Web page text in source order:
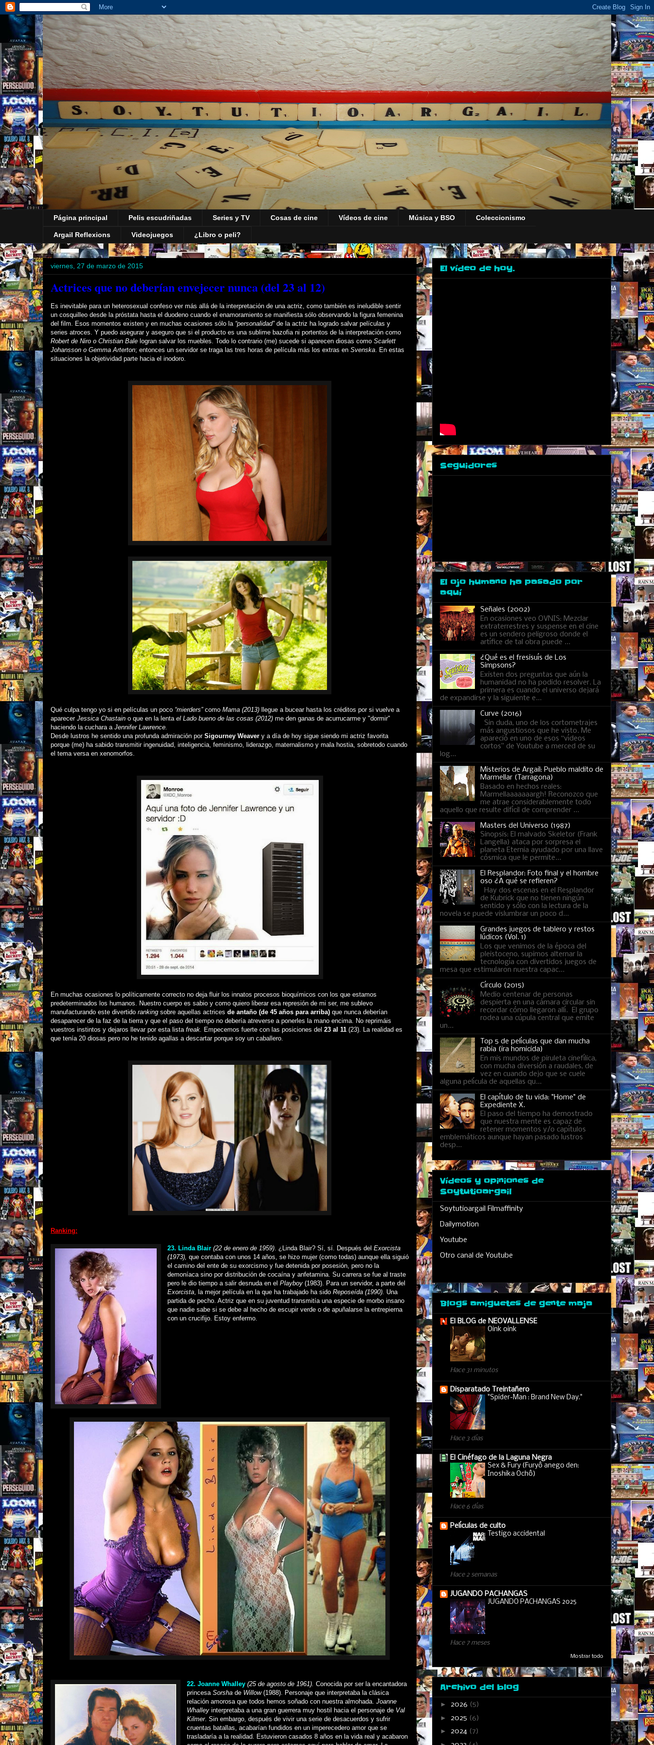
Página principal Pelis escudriñadas Series y TV Cosas de cine Vídeos de cine Música y BSO Coleccionismo
Argail Reflexions Videojuegos ¿Libro o peli?
viernes, 27 de marzo de 2015
Actrices que no deberían envejecer nunca (del 23 al 12)
Es inevitable para un heterosexual confeso ver más allá de la interpretación de una actriz, como también es ineludible sentir
un cosquilleo desde la próstata hasta el duodeno cuando el enamoramiento se manifiesta sólo observando la figura femenina
del film. Esos momentos existen y en muchas ocasiones sólo la “personalidad”de la actriz ha logrado salvar películas y
series atroces. Y puedo asegurar y aseguro que si el producto es una sublime bazofia ni portentos de la interpretación como
Robert de Niro o Christian Bale logran salvar los muebles. Todo lo contrario (me) sucede si aparecen diosas como Scarlett
Johansson o Gemma Arterton; entonces un servidor se traga las tres horas de película más los extras en Svenska . En estas
situaciones la objetividad parte hacia el inodoro.
Qué culpa tengo yo si en películas un poco “mierders”como Mama (2013) llegue a bucear hasta los créditos por si vuelve a
aparecer Jessica Chastain o que en la lenta el Lado bueno de las cosas (2012) me den ganas de acurrucarme y "dormir"
haciendo la cuchara a Jennifer Lawrence.
Desde lustros he sentido una profunda admiración por Sigourney Weaver y a día de hoy sigue siendo mi actriz favorita
porque (me) ha sabido transmitir ingenuidad, inteligencia, feminismo, liderazgo, maternalismo y mala hostia, sobretodo cuando
el tema versa en xenomorfos.
En muchas ocasiones lo políticamente correcto no deja fluir los innatos procesos bioquímicos con los que estamos
predeterminados los humanos. Nuestro cuerpo es sabio y como quiero liberar esa represión de mi ser, me sublevo
manufacturando este divertido ranking sobre aquellas actrices de antaño (de 45 años para arriba) que nunca deberían
desaparecer de la faz de la tierra y que el paso del tiempo no debería atreverse a ponerles la mano encima. No reprimáis
vuestros instintos y dejaros llevar por esta lista freak. Empecemos fuerte con las posiciones del 23 al 11 (23). La realidad es
que tenía 20 diosas pero no he tenido agallas a descartar porque soy un caballero.
Ranking:
23. Linda Blair (22 de enero de 1959) . ¿Linda Blair? Sí, sí. Después del Exorcista
(1973), que contaba con unos 14 años, se hizo mujer (como todas) aunque ella siguió
el camino del ente de su exorcismo y fue detenida por posesión, pero no la
demoníaca sino por distribución de cocaína y anfetamina. Su carrera se fue al traste
pero le dio tiempo a salir desnuda en el Playboy (1983). Para un servidor, a parte del
Exorcista , la mejor película en la que ha trabajado ha sido Reposeída (1990). Una
partida de pecho. Actriz que en su juventud transmitía una especie de morbo insano
que nadie sabe si se debe al hecho de escupir verde o de apuñalarse la entrepierna
con un crucifijo. Estoy enfermo.
22. Joanne Whalley (25 de agosto de 1961). Conocida por ser la encantadora
princesa Sorsha de Willow (1988). Personaje que interpretaba la clásica
relación amorosa que todos hemos soñado con nuestra almohada. Joanne
Whalley interpretaba a una gran guerrera muy hostil hacia el personaje de Val
Kilmer. Sin embargo, después de vivir una serie de desacuerdos y sufrir
cruentas batallas, acabarían fundidos en un imperecedero amor que se
trasladaría a la realidad. Estuvieron casados 8 años en la vida real y acabaron
El vídeo de hoy.
Seguidores
El ojo humano ha pasado por
aquí
Señales (2002)
En ocasiones veo OVNIS: Mezclar
extraterrestres y suspense en el cine
es un sendero peligroso donde el
artífice de tal obra puede ...
¿Qué es el fresisuís de Los
Simpsons?
Existen dos preguntas que aún la
humanidad no ha podido resolver. La
primera es cuando el universo dejará
de expandirse y la siguiente e...
Curve (2016)
Sin duda, uno de los cortometrajes
más angustiosos que he visto. Me
apareció en uno de esos “vídeos
cortos” de Youtube a merced de su
log...
Misterios de Argail: Pueblo maldito de
Marmellar (Tarragona)
Basado en hechos reales:
Marmellaaaaaaargh! Reconozco que
me atrae considerablemente todo
aquello que resulte difícil de comprender ...
Masters del Universo (1987)
Sinopsis: El malvado Skeletor (Frank
Langella) ataca por sorpresa el
planeta Eternia ayudado por una llave
cósmica que le permite...
El Resplandor: Foto final y el hombre
oso ¿A qué se refieren?
Hay dos escenas en el Resplandor
de Kubrick que no tienen ningún
sentido y sólo con la lectura de la
novela se puede vislumbrar un poco d...
Grandes juegos de tablero y restos
lúdicos (Vol. 1)
Los que venimos de la época del
pleistoceno, supimos alternar la
tecnología con divertidos juegos de
mesa que estimularon nuestra capac...
Círculo (2015)
Medio centenar de personas
despierta en una cámara circular sin
recordar cómo llegaron allí. El grupo
rodea una cúpula central que emite
un...
Top 5 de películas que dan mucha
rabia (ira homicida)
En mis mundos de piruleta cinefílica,
con mucha diversión a raudales, de
vez en cuando dejo que se cuele
alguna película de aquellas qu...
El capítulo de tu vida: "Home" de
Expediente X.
El paso del tiempo ha demostrado
que nuestra mente es capaz de
retener momentos y/o capítulos
emblemáticos aunque hayan pasado lustros
desp...
Vídeos y opiniones de
Soytutioargail
Soytutioargail Filmaffinity
Dailymotion
Youtube
Otro canal de Youtube
Blogs amiguetes de gente maja
El BLOG de NEOVALLENSE
Oink oink
Hace 31 minutos
Disparatado Treintañero
"Spider-Man : Brand New Day."
Hace 3 días
El Cinéfago de la Laguna Negra
Sex & Fury (Furyô anego den:
Inoshika Ochô)
Hace 6 días
Películas de culto
Testigo accidental
Hace 2 semanas
JUGANDO PACHANGAS
JUGANDO PACHANGAS 2025
Hace 7 meses
Mostrar todo
Archivo del blog
► 2026 (5)
► 2025 (6)
► 2024 (7)